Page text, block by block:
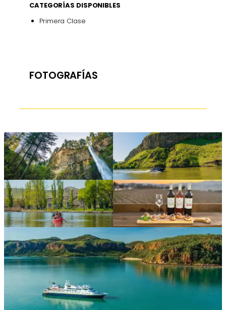
CATEGORÍAS DISPONIBLES
Primera Clase
FOTOGRAFÍAS